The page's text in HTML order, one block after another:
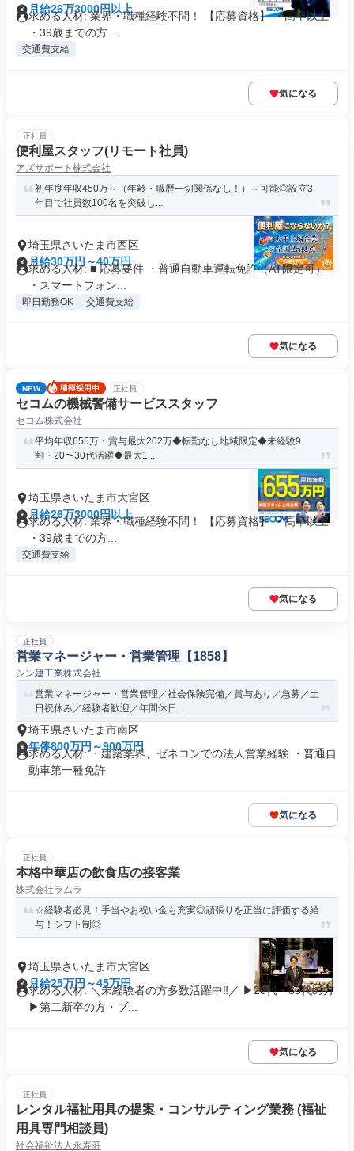
月給26万3000円以上
求める人材: 業界・職種経験不問！ 【応募資格】 ・高卒以上
・39歳までの方...
交通費支給
気になる
正社員
便利屋スタッフ(リモート社員)
アズサポート株式会社
初年度年収450万～（年齢・職歴一切関係なし！）～可能◎設立3
年目で社員数100名を突破し...
埼玉県さいたま市西区
月給30万円～40万円
求める人材: ■ 応募要件 ・普通自動車運転免許（AT限定可）
・スマートフォン...
即日勤務OK 交通費支給
気になる
NEW 正社員
セコムの機械警備サービススタッフ
セコム株式会社
平均年収655万・賞与最大202万◆転勤なし地域限定◆未経験9
割・20〜30代活躍◆最大1...
埼玉県さいたま市大宮区
月給26万3000円以上
求める人材: 業界・職種経験不問！ 【応募資格】 ・高卒以上
・39歳までの方...
交通費支給
気になる
正社員
営業マネージャー・営業管理【1858】
シン建工業株式会社
営業マネージャー・営業管理／社会保険完備／賞与あり／急募／土
日祝休み／経験者歓迎／年間休日...
埼玉県さいたま市南区
年俸800万円～900万円
求める人材: ・建築業界、ゼネコンでの法人営業経験 ・普通自
動車第一種免許
気になる
正社員
本格中華店の飲食店の接客業
株式会社ラムラ
☆️経験者必見！手当やお祝い金も充実◎頑張りを正当に評価する給
与！シフト制◎
埼玉県さいたま市大宮区
月給25万円～45万円
求める人材: ＼未経験者の方多数活躍中‼／ ▶20代・30代の方
▶第二新卒の方・ブ...
気になる
正社員
レンタル福祉用具の提案・コンサルティング業務 (福祉
用具専門相談員)
社会福祉法人永寿荘